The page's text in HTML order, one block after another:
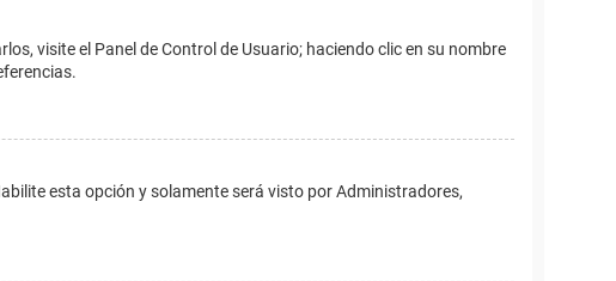
visite el Panel de Control de Usuario; haciendo clic en su nombre
esta opción y solamente será visto por Administradores,